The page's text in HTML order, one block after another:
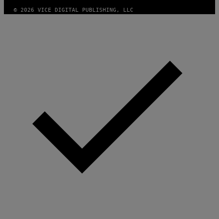
© 2026 VICE DIGITAL PUBLISHING, LLC